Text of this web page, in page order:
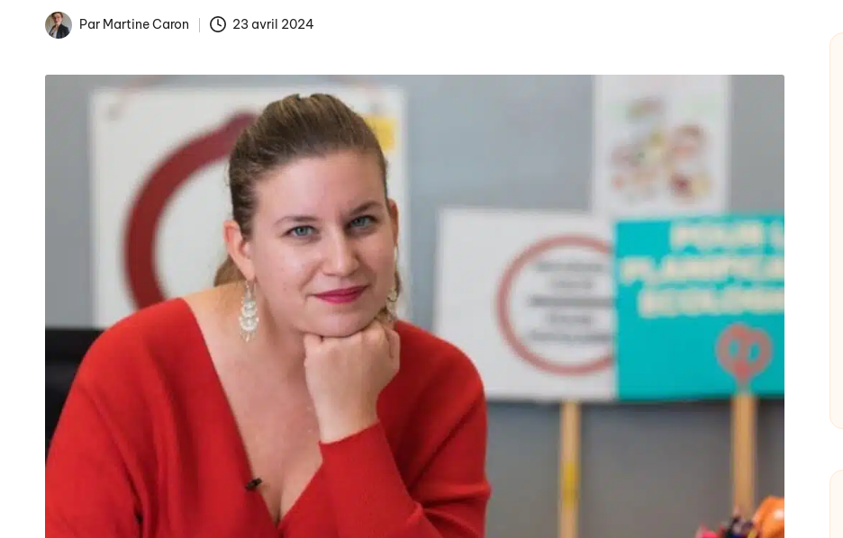
La fin des tarifs réglementés : quels impacts pour le marché de l’électricité en France ?
Arnaques en ligne : comment se protéger des escroqueries post-cyberattaque ?
Comment éviter les pièges du Black Friday et réussir vos achats
Publicités de Noël et intelligence artificielle : l’ère des créations digitales
La gestion numérique de la santé : un tournant vers une meilleure accessibilité
Publié
Par Martine Caron 23 avril 2024